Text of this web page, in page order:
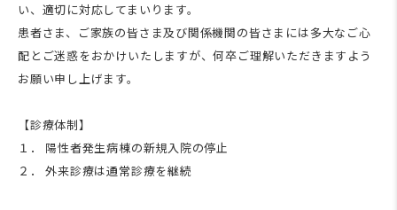
い、適切に対応してまいります。
患者さま、ご家族の皆さま及び関係機関の皆さまには多大なご心
配とご迷惑をおかけいたしますが、何卒ご理解いただきますよう
お願い申し上げます。
【診療体制】
１． 陽性者発生病棟の新規入院の停止
２． 外来診療は通常診療を継続